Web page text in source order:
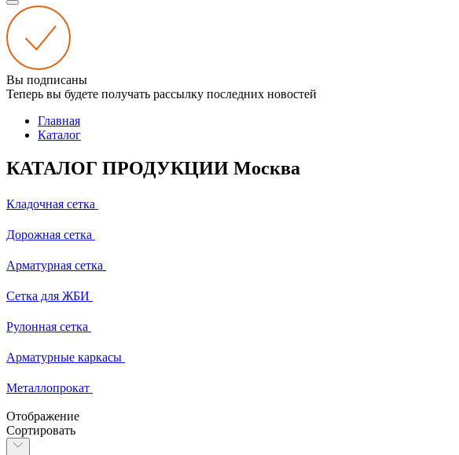
Вы подписаны
Теперь вы будете получать рассылку последних новостей
Главная
Каталог
КАТАЛОГ ПРОДУКЦИИ Москва
Кладочная сетка
Дорожная сетка
Арматурная сетка
Сетка для ЖБИ
Рулонная сетка
Арматурные каркасы
Металлопрокат
Отображение
Сортировать